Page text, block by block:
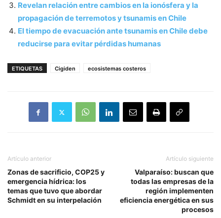
Revelan relación entre cambios en la ionósfera y la
propagación de terremotos y tsunamis en Chile
El tiempo de evacuación ante tsunamis en Chile debe
reducirse para evitar pérdidas humanas
ETIQUETAS Cigiden ecosistemas costeros
Artículo anterior
Zonas de sacrificio, COP25 y
emergencia hídrica: los
temas que tuvo que abordar
Schmidt en su interpelación
Artículo siguiente
Valparaíso: buscan que
todas las empresas de la
región implementen
eficiencia energética en sus
procesos